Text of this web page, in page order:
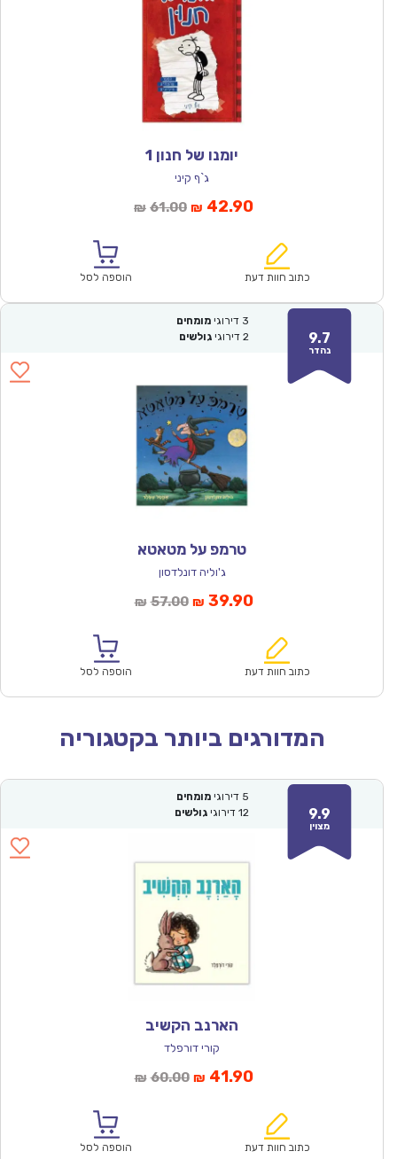
יומנו של חנון 1
ג`ף קיני
₪ 61.00המחיר
₪61.00.
₪ 42.90המחיר
הוא:
כתוב חוות דעת הוספה לסל
9.7
נהדר
3 דירוגי מומחים
2 דירוגי גולשים
טרמפ על מטאטא
ג'וליה דונלדסון
₪ 57.00המחיר
₪57.00.
₪ 39.90המחיר
הוא:
כתוב חוות דעת הוספה לסל
המדורגים ביותר בקטגוריה
9.9
מצוין
5 דירוגי מומחים
12 דירוגי גולשים
הארנב הקשיב
קורי דורפלד
₪ 60.00המחיר
₪60.00.
₪ 41.90המחיר
הוא:
כתוב חוות דעת הוספה לסל